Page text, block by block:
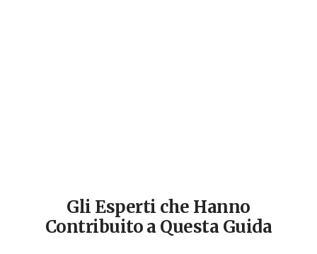
Gli Esperti che Hanno
Contribuito a Questa Guida